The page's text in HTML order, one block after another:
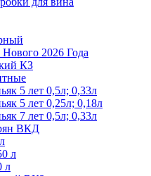
2026 Года
КЗ
5 лет 0,5л; 0,33л
5 лет 0,25л; 0,18л
7 лет 0,5л; 0,33л
ВКД
л
л